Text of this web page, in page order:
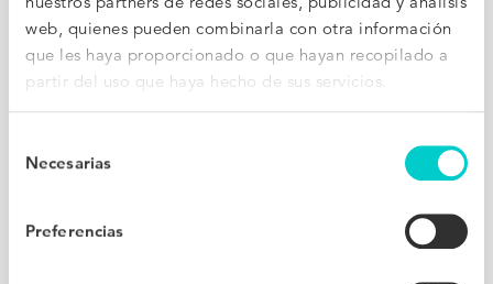
web, quienes pueden combinarla con otra información
que les haya proporcionado o que hayan recopilado a
partir del uso que haya hecho de sus servicios.
deNecesarias
Preferencias
32